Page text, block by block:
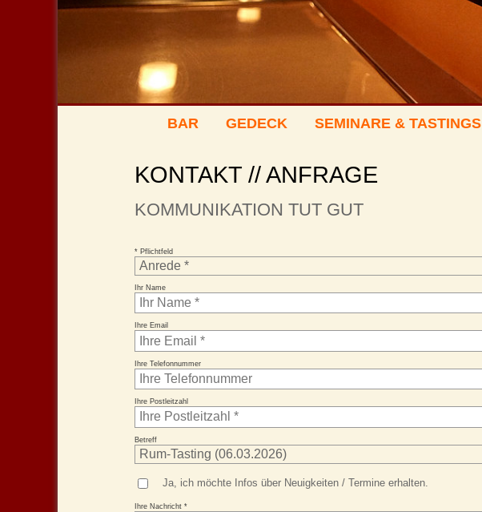
BAR GEDECK SEMINARE & TASTINGS
KONTAKT // ANFRAGE
KOMMUNIKATION TUT GUT
* Pflichtfeld
Ihr Name
Ihre Email
Ihre Telefonnummer
Ihre Postleitzahl
Betreff
Ja, ich möchte Infos über Neuigkeiten / Termine erhalten.
Ihre Nachricht *